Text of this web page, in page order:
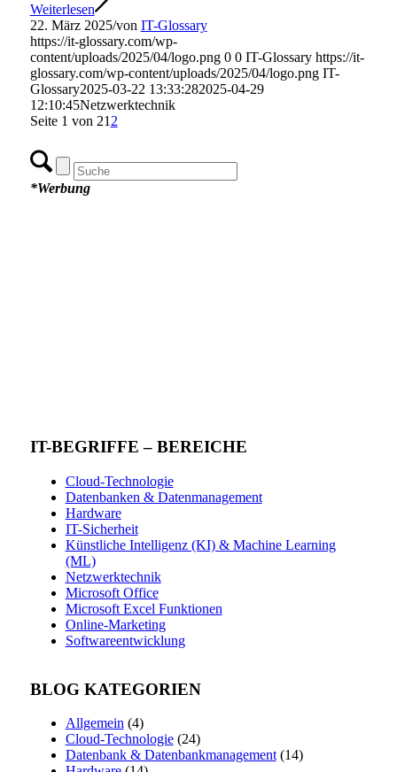
Weiterlesen
22. März 2025/von IT-Glossary
https://it-glossary.com/wp-
content/uploads/2025/04/logo.png 0 0 IT-Glossary https://it-
glossary.com/wp-content/uploads/2025/04/logo.png IT-
Glossary2025-03-22 13:33:282025-04-29
12:10:45Netzwerktechnik
Seite 1 von 21 2
*Werbung
IT-BEGRIFFE – BEREICHE
Cloud-Technologie
Datenbanken & Datenmanagement
Hardware
IT-Sicherheit
Künstliche Intelligenz (KI) & Machine Learning
(ML)
Netzwerktechnik
Microsoft Office
Microsoft Excel Funktionen
Online-Marketing
Softwareentwicklung
BLOG KATEGORIEN
Allgemein(4)
Cloud-Technologie(24)
Datenbank & Datenbankmanagement(14)